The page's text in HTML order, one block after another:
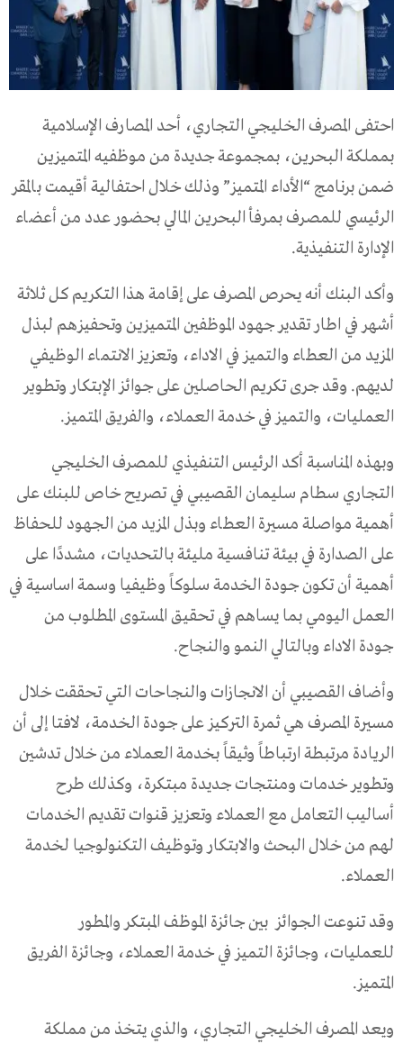
احتفى المصرف الخليجي التجاري، أحد المصارف الإسلامية
بمملكة البحرين، بمجموعة جديدة من موظفيه المتميزين
ضمن برنامج “الأداء المتميز” وذلك خلال احتفالية أقيمت بالمقر
الرئيسي للمصرف بمرفأ البحرين المالي بحضور عدد من أعضاء
الإدارة التنفيذية.
وأكد البنك أنه يحرص المصرف على إقامة هذا التكريم كل ثلاثة
أشهر في اطار تقدير جهود الموظفين المتميزين وتحفيزهم لبذل
المزيد من العطاء والتميز في الاداء، وتعزيز الانتماء الوظيفي
لديهم. وقد جرى تكريم الحاصلين على جوائز الإبتكار وتطوير
العمليات، والتميز في خدمة العملاء، والفريق المتميز.
وبهذه المناسبة أكد الرئيس التنفيذي للمصرف الخليجي
التجاري سطام سليمان القصيبي في تصريح خاص للبنك على
أهمية مواصلة مسيرة العطاء وبذل المزيد من الجهود للحفاظ
على الصدارة في بيئة تنافسية مليئة بالتحديات، مشددًا على
أهمية أن تكون جودة الخدمة سلوكاً وظيفيا وسمة اساسية في
العمل اليومي بما يساهم في تحقيق المستوى المطلوب من
جودة الاداء وبالتالي النمو والنجاح.
وأضاف القصيبي أن الانجازات والنجاحات التي تحققت خلال
مسيرة المصرف هي ثمرة التركيز على جودة الخدمة، لافتا إلى أن
الريادة مرتبطة ارتباطاً وثيقاً بخدمة العملاء من خلال تدشين
وتطوير خدمات ومنتجات جديدة مبتكرة، وكذلك طرح
أساليب التعامل مع العملاء وتعزيز قنوات تقديم الخدمات
لهم من خلال البحث والابتكار وتوظيف التكنولوجيا لخدمة
العملاء.
وقد تنوعت الجوائز بين جائزة الموظف المبتكر والمطور
للعمليات، وجائزة التميز في خدمة العملاء، وجائزة الفريق
المتميز.
ويعد المصرف الخليجي التجاري، والذي يتخذ من مملكة